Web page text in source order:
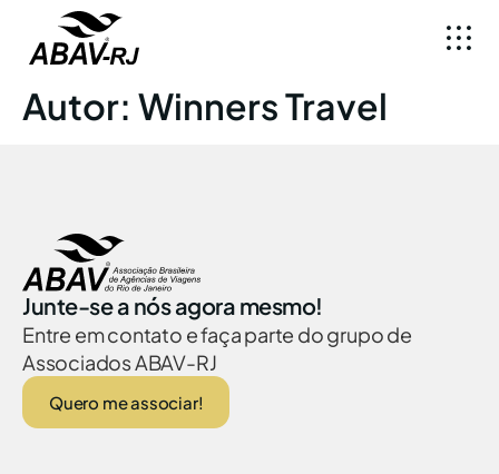
Autor: Winners Travel
Junte-se a nós agora mesmo!
Entre em contato e faça parte do grupo de
Associados ABAV-RJ
Quero me associar!